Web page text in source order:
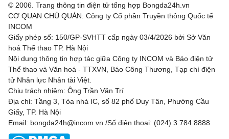
© 2006. Trang thông tin điện tử tổng hợp Bongda24h.vn
CƠ QUAN CHỦ QUẢN: Công ty Cổ phần Truyền thông Quốc tế
INCOM
Giấy phép số: 150/GP-SVHTT cấp ngày 03/4/2026 bởi Sở Văn
hoá Thể thao TP. Hà Nội
Nội dung thông tin hợp tác giữa Công ty INCOM và Báo điện tử
Thể thao và Văn hoá - TTXVN, Báo Công Thương, Tạp chí điện
tử Nhân lực Nhân tài Việt.
Chịu trách nhiệm: Ông Trần Văn Trí
Địa chỉ: Tầng 3, Tòa nhà IC, số 82 phố Duy Tân, Phường Cầu
Giấy, TP. Hà Nội
Email: bongda24h@incom.vn /Số điện thoại: (024) 3.784 8888